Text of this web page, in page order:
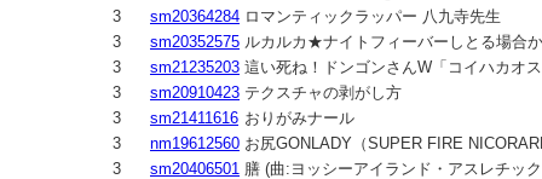
3
sm20364284 ロマンティックラッパー 八九寺先生
3
sm20352575 ルカルカ★ナイトフィーバーしとる場合
3
sm21235203 這い死ね！ドンゴンさんW「コイハカオ
3
sm20910423 テクスチャの剥がし方
3
sm21411616 おりがみナール
3
nm19612560 お尻GONLADY（SUPER FIRE
3
sm20406501 膳 (曲:ヨッシーアイランド・アスレチッ